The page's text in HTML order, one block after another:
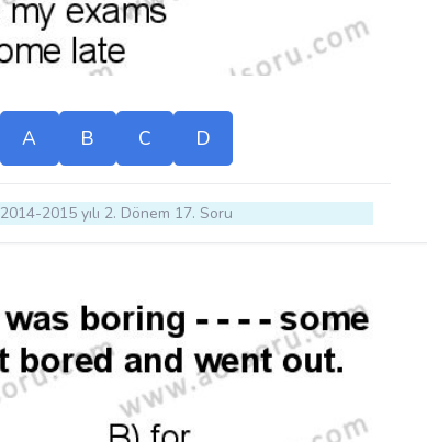
A B C D
2014-2015 yılı 2. Dönem 17. Soru